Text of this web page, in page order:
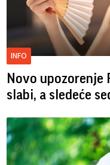
INFO
Novo upozorenje
slabi, a sledeće